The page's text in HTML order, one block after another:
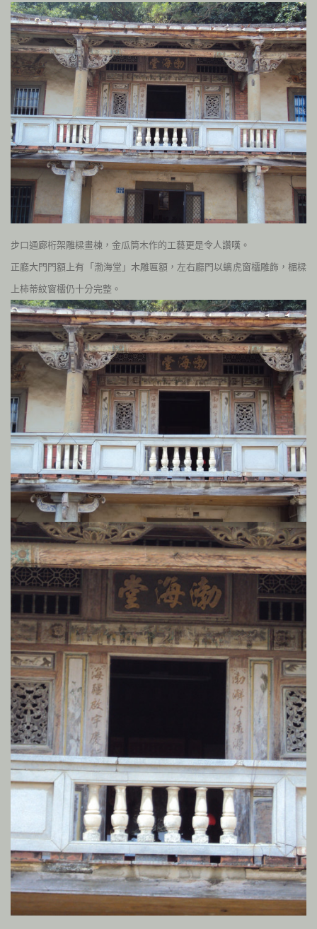
步口通廊桁架雕樑畫棟，金瓜筒木作的工藝更是令人讚嘆 。
正廳大門門額上有「渤海堂」木雕匾額，左右廳門以螭虎窗櫺雕飾，楣樑
上柿蒂紋窗櫺仍十分完整。